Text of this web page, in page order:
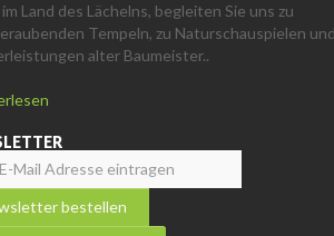
Land des Lächelns, begleiten Sie uns zu
Tempeln, zu Naturschauspielen und
alter Baumeister..